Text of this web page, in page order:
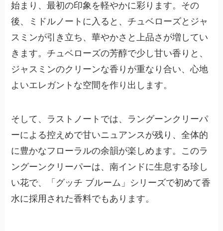
始まり、最初の印象を軽やかに彩ります。その
後、ミドルノートに入ると、チュベローズとジャ
スミンが引き立ち、華やかさと上品さが増してい
きます。チュベローズの芳醇で少し甘い香りと、
ジャスミンのクリーンな香りが重なり合い、心地
よいエレガントな空間を作り出します。
そして、ラストノートでは、ラングーンクリーパ
ーによる控えめで甘いニュアンスが残り、全体的
に豊かなフローラルの余韻が楽しめます。このラ
ングーンクリーパーは、南インドに生息する珍し
い花で、「グッチ ブルーム」シリーズで初めて香
水に採用された香料でもあります。